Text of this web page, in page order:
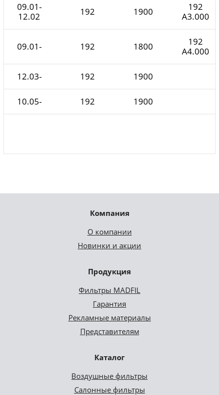
09.01-
12.02
192 1900
192
A3.000
09.01- 192 1800
192
A4.000
12.03- 192 1900
10.05- 192 1900
Компания
О компании
Новинки и акции
Продукция
Фильтры MADFIL
Гарантия
Рекламные материалы
Представителям
Каталог
Воздушные фильтры
Салонные фильтры